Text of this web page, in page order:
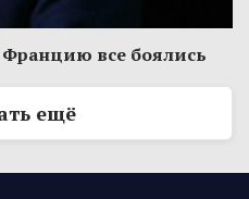
все боялись
ещё